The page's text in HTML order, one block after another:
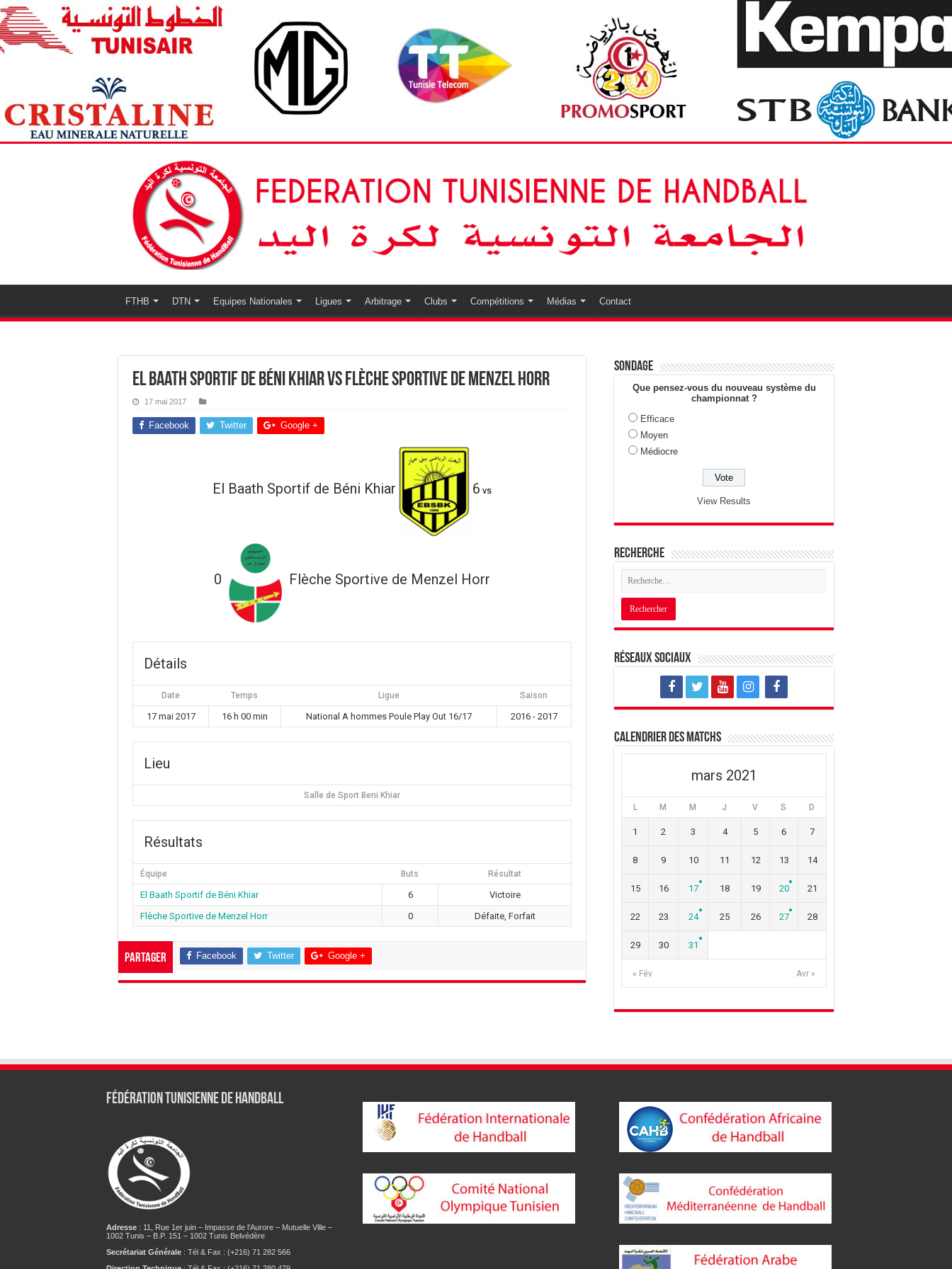
FTHB DTN Equipes Nationales Ligues Arbitrage Clubs Compétitions Médias Contact
El Baath Sportif de Béni Khiar vs Flèche Sportive de Menzel Horr
17 mai 2017
Facebook Twitter Google +
El Baath Sportif de Béni Khiar 6 vs
0 Flèche Sportive de Menzel Horr
Détails
Date Temps Ligue Saison
17 mai 2017 16 h 00 min National A hommes Poule Play Out 16/17 2016 - 2017
Lieu
Salle de Sport Beni Khiar
Résultats
Équipe Buts Résultat
El Baath Sportif de Béni Khiar 6
Victoire
Flèche Sportive de Menzel Horr
0 Défaite, Forfait
Partager Facebook Twitter Google +
Sondage
Que pensez-vous du nouveau système du
championnat ?
Efficace
Moyen
Médiocre
View Results
Recherche
Réseaux sociaux
Calendrier des matchs
mars 2021
L M M J V S D
« Fév Avr »
1 2 3 4 5 6 7
8 9 10 11 12 13 14
15 16 17 18 19 20 21
22 23 24 25 26 27 28
29 30 31
Fédération tunisienne de Handball
Adresse: 11, Rue 1er juin – Impasse de l’Aurore – Mutuelle Ville –
1002 Tunis – B.P. 151 – 1002 Tunis Belvédère
Secrétariat Générale: Tél & Fax : (+216) 71 282 566